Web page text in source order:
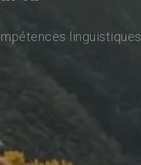
linguistiques